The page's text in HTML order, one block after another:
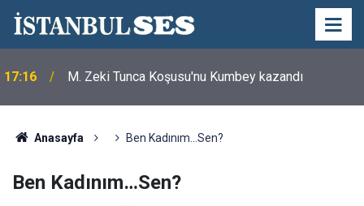
17:16 M. Zeki Tunca Koşusu'nu Kumbey kazandı
Anasayfa Ben Kadınım…Sen?
Ben Kadınım…Sen?